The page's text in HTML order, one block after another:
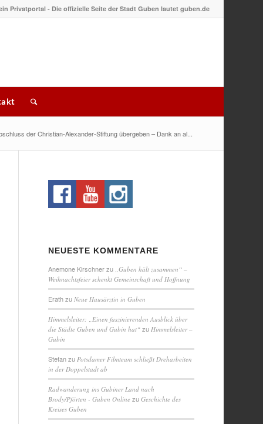
Privatportal - Die offizielle Seite der Stadt Guben lautet guben.de
der Christian-Alexander-Stiftung übergeben – Dank an al...
NEUESTE KOMMENTARE
Anemone Kirschnerzu „Guben hält zusammen“ –
Weihnachtsfeier schenkt Gemeinschaft und Hoffnung
ErathzuNeue Hausärztin in Guben
Himmelsleiter: „Einen faszinierenden Ausblick über
die Städte Guben und Gubin hat“ zu Himmelsleiter –
Gubin
Stefanzu Potsdamer Filmteam schließt Dreharbeiten
in der Doppelstadt ab
Radwanderung ins Gubiner Land nach
Brody/Pförten - Guben Online zuGeschichte des
Kreises Guben